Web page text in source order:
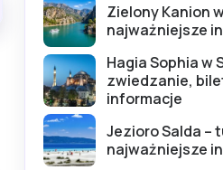
Zielony Kanion
najważniejsze
Hagia Sophia w
zwiedzanie,
informacje
Jezioro Salda –
najważniejsze